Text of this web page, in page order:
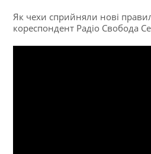
Як чехи сприйняли нові
кореспондент Радіо Свобода